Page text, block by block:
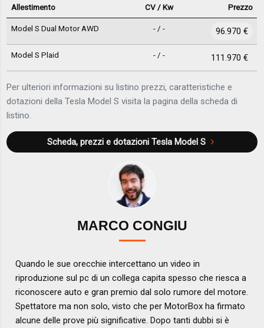
Allestimento CV / Kw Prezzo
Model S Dual Motor AWD - / - 96.970 €
Model S Plaid - / - 111.970 €
Per ulteriori informazioni su listino prezzi, caratteristiche e
dotazioni della Tesla Model S visita la pagina della scheda di
listino.
Scheda, prezzi e dotazioniTesla Model S
MARCO CONGIU
Quando le sue orecchie intercettano un video in
riproduzione sul pc di un collega capita spesso che riesca a
riconoscere auto e gran premio dal solo rumore del motore.
Spettatore ma non solo, visto che per MotorBox ha firmato
alcune delle prove più significative. Dopo tanti dubbi si è